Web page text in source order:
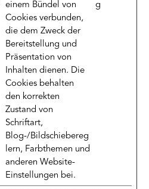
einem Bündel von
Cookies verbunden,
die dem Zweck der
Bereitstellung und
Präsentation von
Inhalten dienen. Die
Cookies behalten
den korrekten
Zustand von
Schriftart,
Blog-/Bildschiebereg
lern, Farbthemen und
anderen Website-
Einstellungen bei.
g